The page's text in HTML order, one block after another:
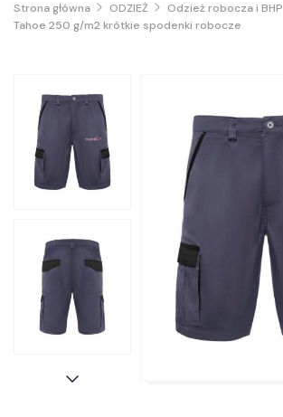
Strona główna ODZIEŻ
Odzież robocza i BHP
Tahoe 250 g/m2 krótkie spodenki robocze